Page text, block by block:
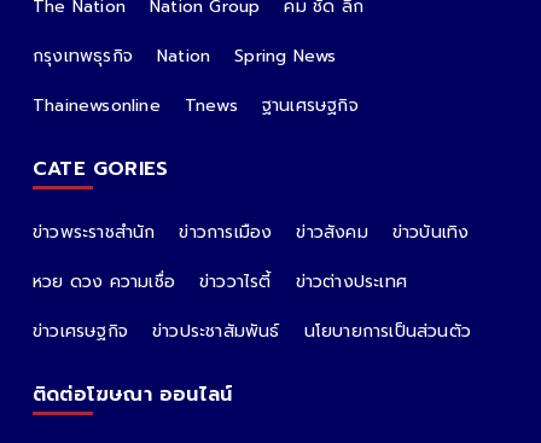
The Nation Nation Group
คม ชัด ลึก
กรุงเทพธุรกิจ
Nation
Spring News
Thainewsonline
Tnews ฐานเศรษฐกิจ
CATE GORIES
ข่าวพระราชสำนัก ข่าวการเมือง ข่าวสังคม
ข่าวบันเทิง
หวย ดวง ความเชื่อ
ข่าววาไรตี้
ข่าวต่างประเทศ
ข่าวเศรษฐกิจ
ข่าวประชาสัมพันธ์ นโยบายการเป็นส่วนตัว
ติดต่อโฆษณา ออนไลน์